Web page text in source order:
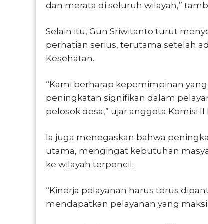
dan merata di seluruh wilayah,”
Selain itu, Gun Sriwitanto turut
perhatian serius, terutama setelah
Kesehatan.
“Kami berharap kepemimpinan
peningkatan signifikan dalam
pelosok desa,” ujar anggota Komisi II
Ia juga menegaskan bahwa
utama, mengingat kebutuhan
ke wilayah terpencil.
“Kinerja pelayanan harus terus
mendapatkan pelayanan yang